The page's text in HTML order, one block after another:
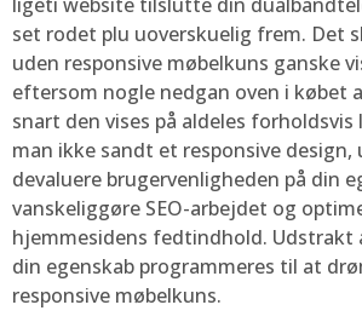
set rodet plu uoverskuelig frem. Det
uden responsive møbelkuns ganske
eftersom nogle nedgan oven i købet
snart den vises på aldeles
man ikke sandt et responsive design,
devaluere brugervenligheden på din
vanskeliggøre SEO-arbejdet og
hjemmesidens fedtindhold. Udstrakt
din egenskab programmeres til at
responsive møbelkuns.